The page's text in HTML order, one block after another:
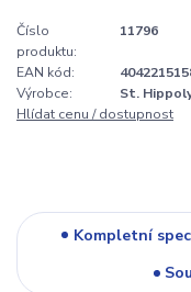
Číslo
produktu:
11796
EAN kód:
Výrobce:
St.
Hlídat cenu / dostupnost
Kompletní